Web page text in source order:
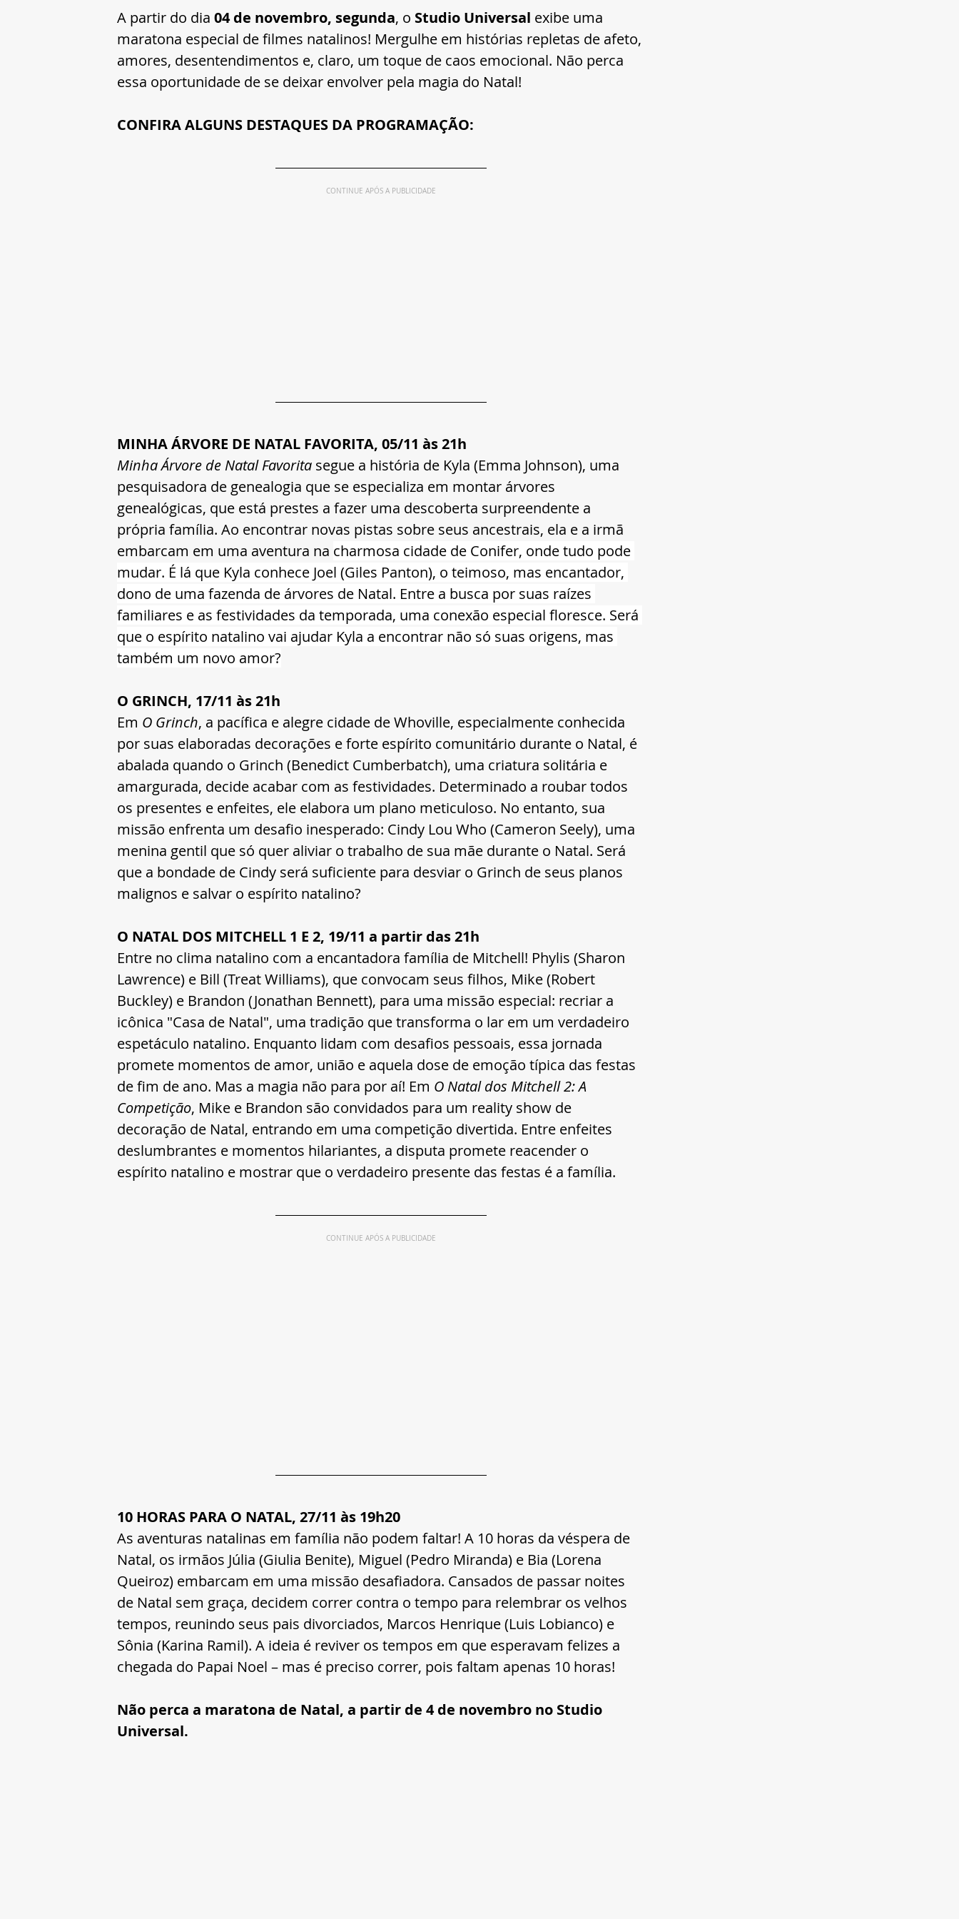
A partir do dia 04 de novembro, segunda, o Studio Universal exibe uma
maratona especial de filmes natalinos! Mergulhe em histórias repletas de afeto,
amores, desentendimentos e, claro, um toque de caos emocional. Não perca
essa oportunidade de se deixar envolver pela magia do Natal!
CONFIRA ALGUNS DESTAQUES DA PROGRAMAÇÃO:
CONTINUE APÓS A PUBLICIDADE
MINHA ÁRVORE DE NATAL FAVORITA, 05/11 às 21h
Minha Árvore de Natal Favorita segue a história de Kyla (Emma Johnson), uma
pesquisadora de genealogia que se especializa em montar árvores
genealógicas, que está prestes a fazer uma descoberta surpreendente a
própria família. Ao encontrar novas pistas sobre seus ancestrais, ela e a irmã
embarcam em uma aventura na charmosa cidade de Conifer, onde tudo pode
mudar. É lá que Kyla conhece Joel (Giles Panton), o teimoso, mas encantador,
dono de uma fazenda de árvores de Natal. Entre a busca por suas raízes
familiares e as festividades da temporada, uma conexão especial floresce. Será
que o espírito natalino vai ajudar Kyla a encontrar não só suas origens, mas
também um novo amor?
O GRINCH, 17/11 às 21h
Em O Grinch, a pacífica e alegre cidade de Whoville, especialmente conhecida
por suas elaboradas decorações e forte espírito comunitário durante o Natal, é
abalada quando o Grinch (Benedict Cumberbatch), uma criatura solitária e
amargurada, decide acabar com as festividades. Determinado a roubar todos
os presentes e enfeites, ele elabora um plano meticuloso. No entanto, sua
missão enfrenta um desafio inesperado: Cindy Lou Who (Cameron Seely), uma
menina gentil que só quer aliviar o trabalho de sua mãe durante o Natal. Será
que a bondade de Cindy será suficiente para desviar o Grinch de seus planos
malignos e salvar o espírito natalino?
O NATAL DOS MITCHELL 1 E 2, 19/11 a partir das 21h
Entre no clima natalino com a encantadora família de Mitchell! Phylis (Sharon
Lawrence) e Bill (Treat Williams), que convocam seus filhos, Mike (Robert
Buckley) e Brandon (Jonathan Bennett), para uma missão especial: recriar a
icônica "Casa de Natal", uma tradição que transforma o lar em um verdadeiro
espetáculo natalino. Enquanto lidam com desafios pessoais, essa jornada
promete momentos de amor, união e aquela dose de emoção típica das festas
de fim de ano. Mas a magia não para por aí! Em O Natal dos Mitchell 2: A
Competição, Mike e Brandon são convidados para um reality show de
decoração de Natal, entrando em uma competição divertida. Entre enfeites
deslumbrantes e momentos hilariantes, a disputa promete reacender o
espírito natalino e mostrar que o verdadeiro presente das festas é a família.
CONTINUE APÓS A PUBLICIDADE
10 HORAS PARA O NATAL, 27/11 às 19h20
As aventuras natalinas em família não podem faltar! A 10 horas da véspera de
Natal, os irmãos Júlia (Giulia Benite), Miguel (Pedro Miranda) e Bia (Lorena
Queiroz) embarcam em uma missão desafiadora. Cansados de passar noites
de Natal sem graça, decidem correr contra o tempo para relembrar os velhos
tempos, reunindo seus pais divorciados, Marcos Henrique (Luis Lobianco) e
Sônia (Karina Ramil). A ideia é reviver os tempos em que esperavam felizes a
chegada do Papai Noel – mas é preciso correr, pois faltam apenas 10 horas!
Não perca a maratona de Natal, a partir de 4 de novembro no Studio
Universal.